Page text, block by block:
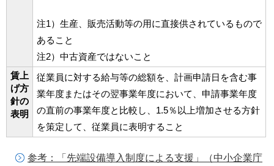
注1）生産、販売活動等の用に直接供されているもので
あること
注2）中古資産ではないこと
賃上
げ方
針の
表明
従業員に対する給与等の総額を、計画申請日を含む事
業年度またはその翌事業年度において、申請事業年度
の直前の事業年度と比較し、1.5％以上増加させる方針
を策定して、従業員に表明すること
参考：「先端設備導入制度による支援」（中小企業庁